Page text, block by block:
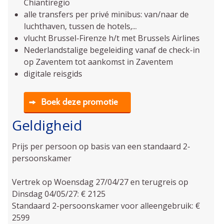
Chiantiregio
alle transfers per privé minibus: van/naar de
luchthaven, tussen de hotels,...
vlucht Brussel-Firenze h/t met Brussels Airlines
Nederlandstalige begeleiding vanaf de check-in
op Zaventem tot aankomst in Zaventem
digitale reisgids
Boek deze promotie
Geldigheid
Prijs per persoon op basis van een standaard 2-
persoonskamer
Vertrek op Woensdag 27/04/27 en terugreis op
Dinsdag 04/05/27: € 2125
Standaard 2-persoonskamer voor alleengebruik: €
2599